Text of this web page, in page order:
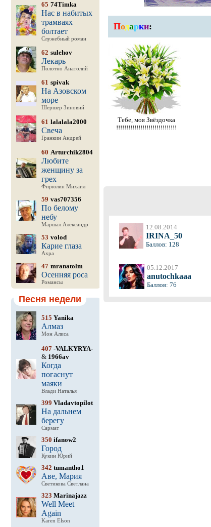
65 74Timka
Нас в набитых
трамваях
болтает
Служебный роман
62 sulehov
Лекарь
Полотно Анатолий
61 spivak
На Азовском
море
Шершер Зиновий
61 lalalala2000
Свеча
Гранкин Андрей
60 Arturchik2804
Любите
женщину за
грех
Фирюлин Михаил
59 vas707356
По белому
небу
Маршал Александр
53 volod
Карие глаза
Ахра
47 mranatolm
Осенняя роса
Романсы
Песня недели
515 Yanika
Алмаз
Мон Алиса
407-VALKYRYA-
& 1966av
Когда
погаснут
маяки
Влади Наталья
399 Vladavtopilot
На дальнем
берегу
Сармат
350 ifanow2
Город
Кукин Юрий
342 tumantho1
Аве, Мария
Светикова Светлана
323 Marinajazz
Well Meet
Again
Karen Elson
Подарки:
Тебе, моя Звёздочка
!!!!!!!!!!!!!!!!!!!!!!!!!!!!!!
12.08.2014
IRINA_50
Баллов: 128
05.12.2017
anutochkaaa
Баллов: 76